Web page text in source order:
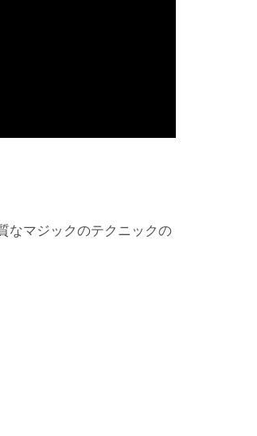
なマジックのテクニックの